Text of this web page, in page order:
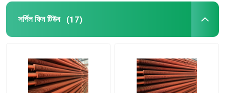
সর্পিল ফিন টিউব (17)